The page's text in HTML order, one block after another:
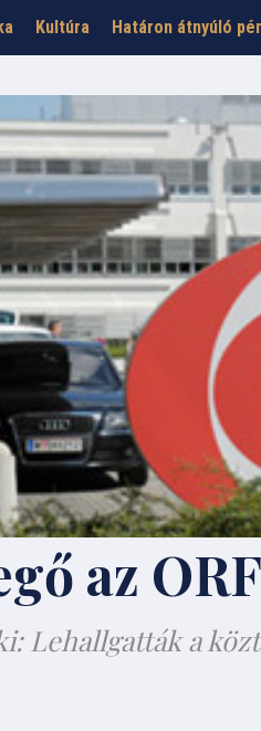
Kultúra Határon átnyúló
az
Lehallgatták a